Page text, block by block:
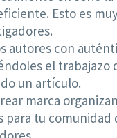
Esto es
autores con
el trabajazo
un artículo.
marca
para tu comunidad